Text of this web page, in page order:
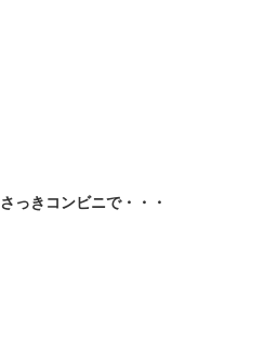
さっきコンビニで・・・